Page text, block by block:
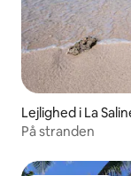
Lejlighed i La
På stranden